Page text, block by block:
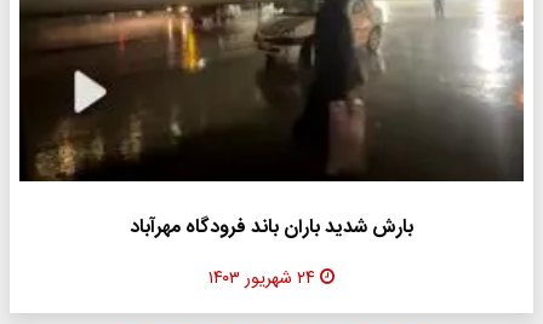
بارش شدید باران باند فرودگاه مهرآباد
۲۴ شهریور ۱۴۰۳